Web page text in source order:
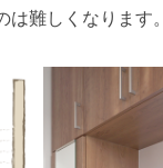
は難しくなります。